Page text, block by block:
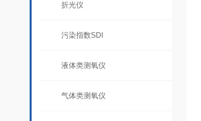
折光仪
污染指数SDI
液体类测氧仪
气体类测氧仪